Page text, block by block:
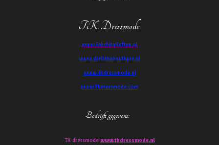
TK Dressmode
www.TakchitaKaftan.nl
www.djellababoutique.nl
www.TKdressmode.nl
www.Tkdressmode.com
Bedrijfs gegevens:
TK dressmode www.tkdressmode.nl